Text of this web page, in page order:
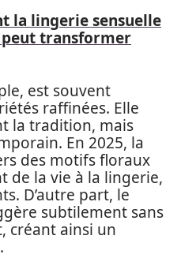
la lingerie sensuelle
transformer
est souvent
raffinées. Elle
la tradition, mais
En 2025, la
des motifs floraux
de la vie à la lingerie,
D’autre part, le
subtilement sans
créant ainsi un